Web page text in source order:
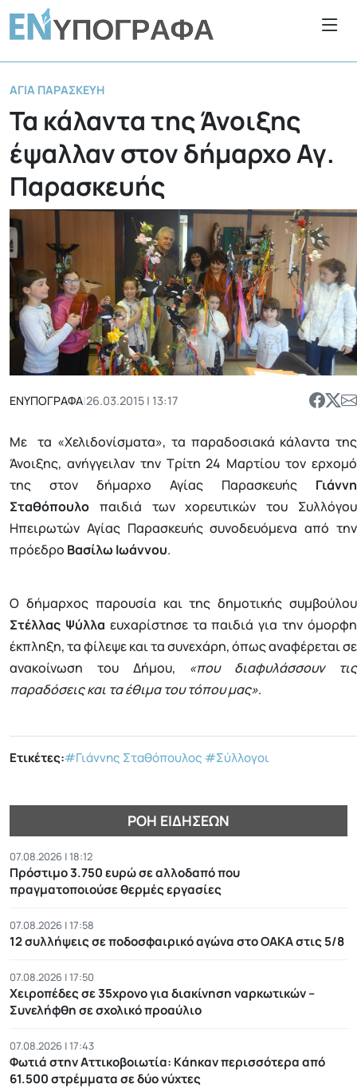
ΑΓΊΑ ΠΑΡΑΣΚΕΥΉ
Τα κάλαντα της Άνοιξης
έψαλλαν στον δήμαρχο Αγ.
Παρασκευής
ΕΝΥΠΟΓΡΑΦΑ|26.03.2015 | 13:17
Με τα «Χελιδονίσματα», τα παραδοσιακά κάλαντα της
Άνοιξης, ανήγγειλαν την Τρίτη 24 Μαρτίου τον ερχομό
της στον δήμαρχο Αγίας Παρασκευής Γιάννη
Σταθόπουλο παιδιά των χορευτικών του Συλλόγου
Ηπειρωτών Αγίας Παρασκευής συνοδευόμενα από την
πρόεδρο Βασίλω Ιωάννου.
Ο δήμαρχος παρουσία και της δημοτικής συμβούλου
Στέλλας Ψύλλα ευχαρίστησε τα παιδιά για την όμορφη
έκπληξη, τα φίλεψε και τα συνεχάρη, όπως αναφέρεται σε
ανακοίνωση του Δήμου, «που διαφυλάσσουν τις
παραδόσεις και τα έθιμα του τόπου μας».
Ετικέτες:#Γιάννης Σταθόπουλος #Σύλλογοι
ΡΟΉ ΕΙΔΉΣΕΩΝ
07.08.2026 | 18:12
Πρόστιμο 3.750 ευρώ σε αλλοδαπό που
πραγματοποιούσε θερμές εργασίες
07.08.2026 | 17:58
12 συλλήψεις σε ποδοσφαιρικό αγώνα στο ΟΑΚΑ στις 5/8
07.08.2026 | 17:50
Χειροπέδες σε 35χρονο για διακίνηση ναρκωτικών –
Συνελήφθη σε σχολικό προαύλιο
07.08.2026 | 17:43
Φωτιά στην Αττικοβοιωτία: Kάηκαν περισσότερα από
61.500 στρέμματα σε δύο νύχτες